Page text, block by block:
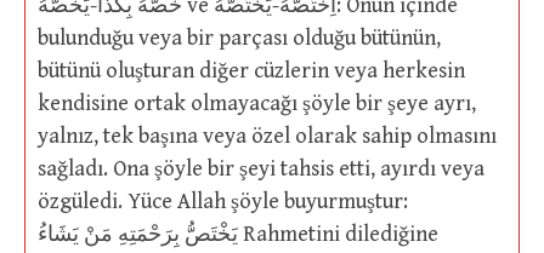
خَصَّهُ بِكَذَا-يَخُصُّهُ ve اِخْتَصَّهُ-يَخْتَصُّهُ: Onun içinde
bulunduğu veya bir parçası olduğu bütünün,
bütünü oluşturan diğer cüzlerin veya herkesin
kendisine ortak olmayacağı şöyle bir şeye ayrı,
yalnız, tek başına veya özel olarak sahip olmasını
sağladı. Ona şöyle bir şeyi tahsis etti, ayırdı veya
özgüledi. Yüce Allah şöyle buyurmuştur:
يَخْتَصُّ بِرَحْمَتِهِ مَنْ يَشَاءُ Rahmetini dilediğine